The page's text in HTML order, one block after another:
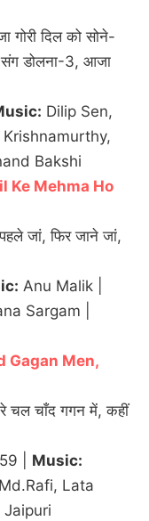
गोरी दिल को सोने-
संग डोलना-3, आजा
Dilip Sen,
Krishnamurthy,
Bakshi
Ke Mehma Ho
जां, फिर जाने जां,
Anu Malik |
Sargam |
Gagan Men,
चल चाँद गगन में, कहीं
| Music:
Md.Rafi, Lata
Jaipuri